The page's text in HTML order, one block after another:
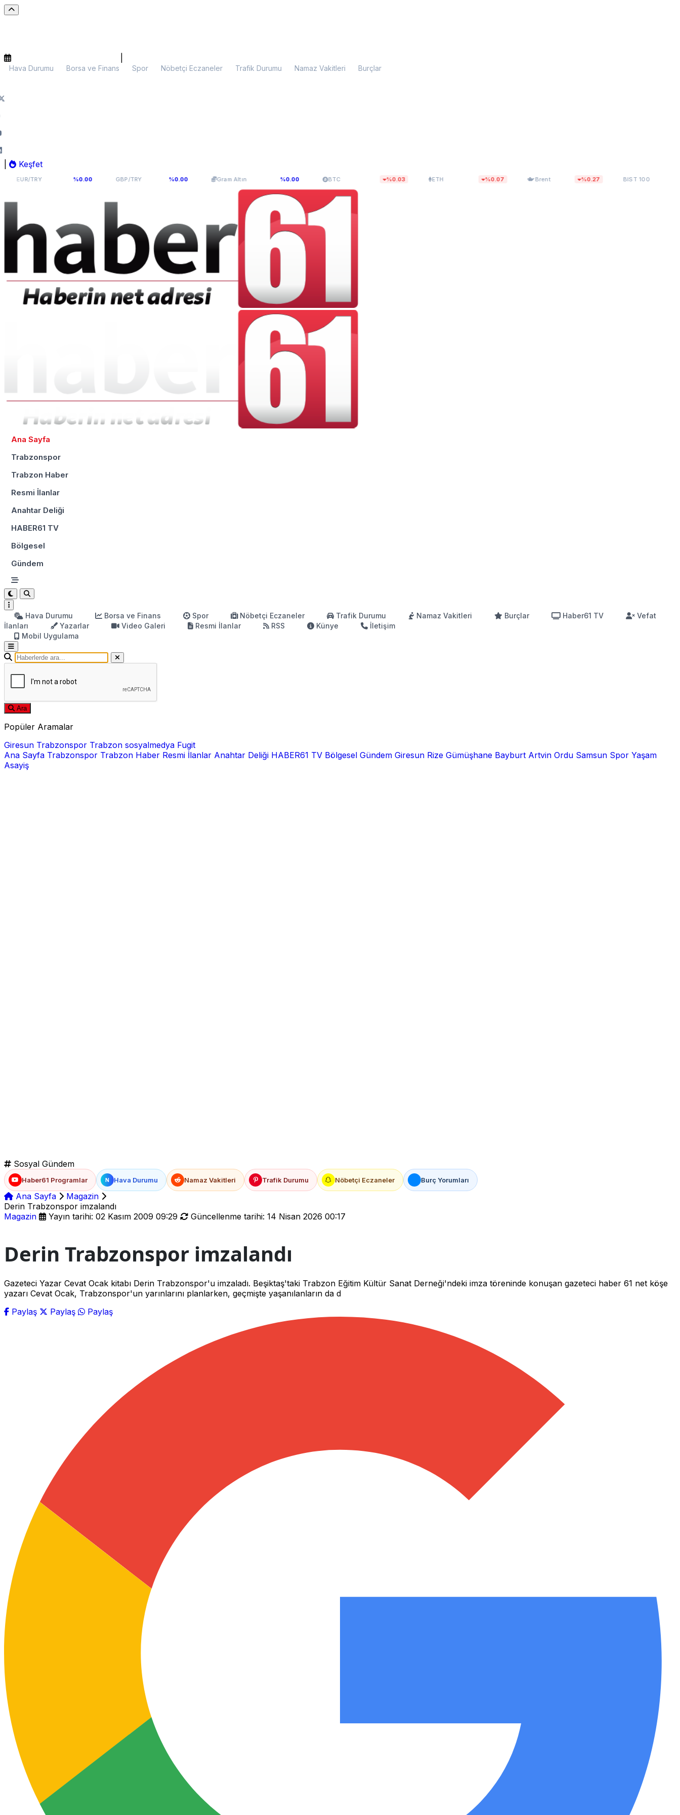
Hava Durumu Borsa ve Finans Spor Nöbetçi Eczaneler Trafik Durumu Namaz Vakitleri Burçlar
Keşfet
54,9398 GBP/TRY 64,131 %0.00 Gram Altın6.099,28 BTC $64.858,65 ETH $1.912,41 $82,27 %0.27 BIST 100 13.779,40
Ana Sayfa
Trabzonspor
Trabzon Haber
Resmi İlanlar
Anahtar Deliği
HABER61 TV
Bölgesel
Gündem
Hava Durumu Borsa ve Finans Spor Nöbetçi Eczaneler Trafik Durumu Namaz Vakitleri Burçlar Haber61 TV
Vefat
İlanları
Yazarlar Video Galeri Resmi İlanlar RSS Künye
İletişim
Mobil Uygulama
Ara
Popüler Aramalar
Giresun Trabzonspor Trabzon sosyalmedya Fugit
Ana Sayfa Trabzonspor Trabzon Haber Resmi İlanlar Anahtar Deliği HABER61 TV Bölgesel Gündem Giresun Rize Gümüşhane Bayburt Artvin Ordu Samsun Spor Yaşam
Asayiş
Sosyal Gündem
Haber61 Programlar N Hava Durumu Namaz Vakitleri Trafik Durumu Nöbetçi Eczaneler Burç Yorumları
Ana Sayfa
Magazin
Derin Trabzonspor imzalandı
Magazin
Yayın tarihi: 02 Kasım 2009 09:29 Güncellenme tarihi: 14 Nisan 2026 00:17
Derin Trabzonspor imzalandı
Gazeteci Yazar Cevat Ocak kitabı Derin Trabzonspor'u imzaladı. Beşiktaş'taki Trabzon Eğitim Kültür Sanat Derneği'ndeki imza töreninde konuşan gazeteci haber 61 net köşe
yazarı Cevat Ocak, Trabzonspor'un yarınlarını planlarken, geçmişte yaşanılanların da d
Paylaş
Paylaş Paylaş